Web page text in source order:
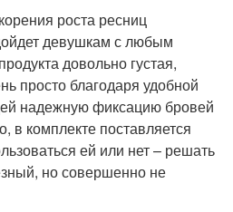
роста ресниц
девушкам с любым
довольно густая,
просто благодаря удобной
надежную фиксацию бровей
в комплекте поставляется
ей или нет – решать
но совершенно не